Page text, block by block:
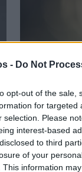
- Do Not
opt-out of the sale,
for targeted
selection. Please
interest-based
to third
of your
This information
Πριν 3 ημέρες
Χίο